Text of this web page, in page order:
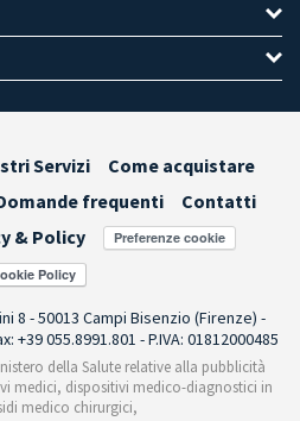
Servizi
Come acquistare
frequenti
Contatti
& Policy Preferenze cookie
8 - 50013 Campi Bisenzio (Firenze) -
+39 055.8991.801 - P.IVA: 01812000485
della Salute relative alla pubblicità
medici, dispositivi medico-diagnostici in
medico chirurgici,